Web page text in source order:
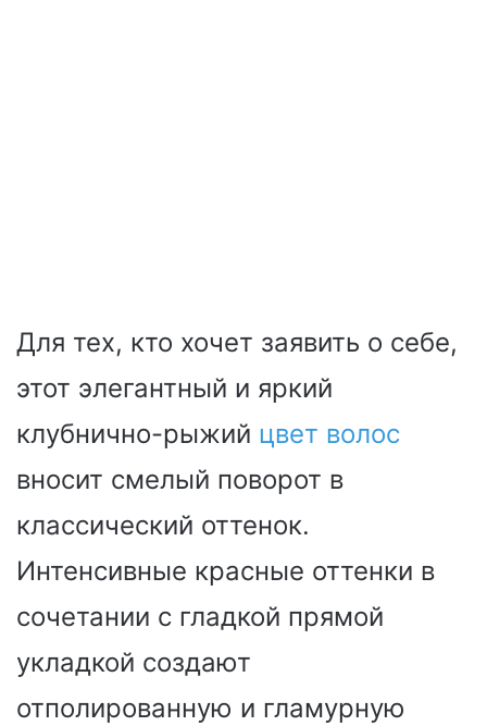
Для тех, кто хочет заявить о себе,
этот элегантный и яркий
клубнично-рыжий цвет волос
вносит смелый поворот в
классический оттенок.
Интенсивные красные оттенки в
сочетании с гладкой прямой
укладкой создают
отполированную и гламурную